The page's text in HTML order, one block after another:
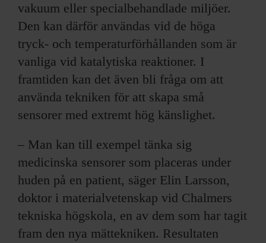
vakuum eller specialbehandlade miljöer.
Den kan därför användas vid de höga
tryck- och temperaturförhållanden som är
vanliga vid katalytiska reaktioner. I
framtiden kan det även bli fråga om att
använda tekniken för att skapa små
sensorer med extremt hög känslighet.
– Man kan till exempel tänka sig
medicinska sensorer som placeras under
huden på en patient, säger Elin Larsson,
doktor i materialvetenskap vid Chalmers
tekniska högskola, en av dem som har tagit
fram den nya mättekniken. Resultaten